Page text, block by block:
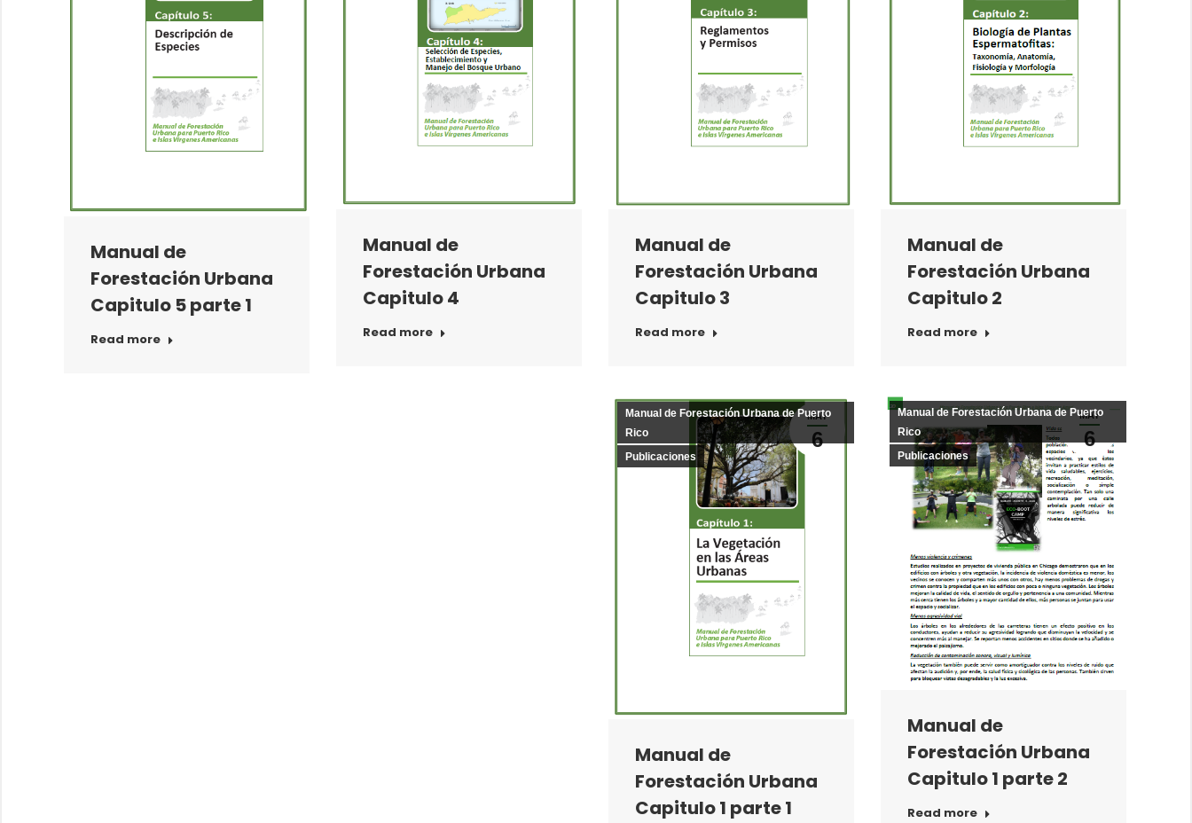
Manual de
Forestación Urbana
Capitulo 5 parte 1
Read more
Manual de
Forestación Urbana
Capitulo 4
Read more
Manual de
Forestación Urbana
Capitulo 3
Read more
Manual de
Forestación Urbana
Capitulo 2
Read more
MAY
6
Manual de Forestación Urbana de Puerto
Rico
Publicaciones
Manual de
Forestación Urbana
Capitulo 1 parte 2
Read more
MAY
6
Manual de Forestación Urbana de Puerto
Rico
Publicaciones
Manual de
Forestación Urbana
Capitulo 1 parte 1